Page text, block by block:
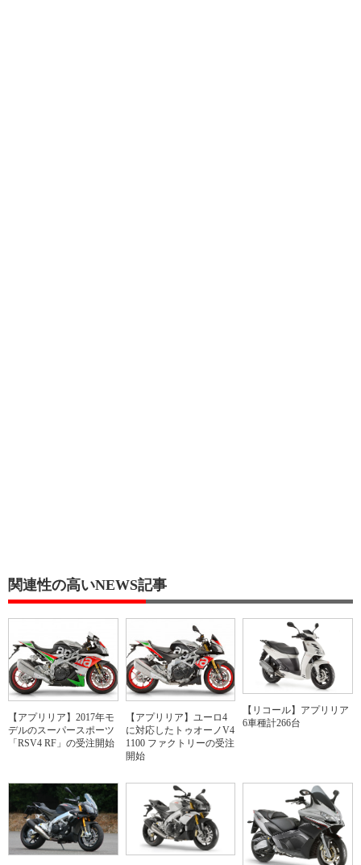
関連性の高いNEWS記事
【アプリリア】2017年モ
デルのスーパースポーツ
「RSV4 RF」の受注開始
【アプリリア】ユーロ4
に対応したトゥオーノV4
1100 ファクトリーの受注
開始
【リコール】アプリリア
6車種計266台